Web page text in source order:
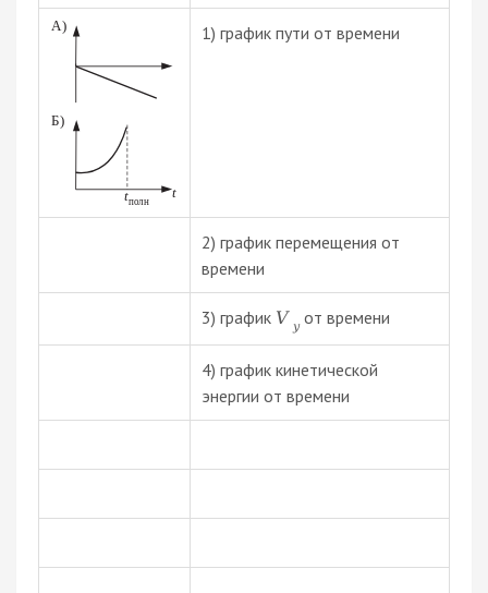
1) график пути от времени
2) график перемещения от
времени
3) график V y от времени
4) график кинетической
энергии от времени